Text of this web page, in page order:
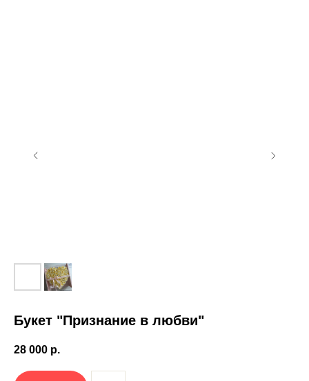
Букет "Признание в любви"
28 000 р.